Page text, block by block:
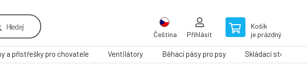
Hledej
Čeština Přihlásit
Košík
je prázdný
a přístřešky pro chovatele Ventilátory Běhací pásy pro psy Skládací stoly na